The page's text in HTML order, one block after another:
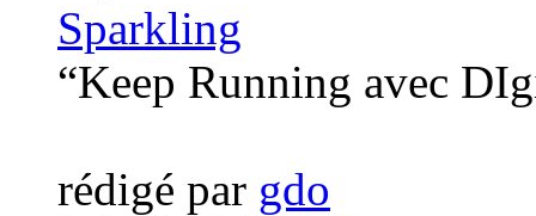
Sparkling
“Keep Running avec
rédigé par gdo